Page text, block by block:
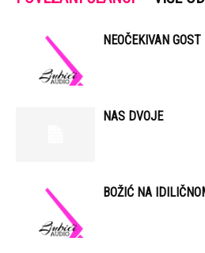
NEOČEKIVAN GOST
NAS DVOJE
BOŽIĆ NA